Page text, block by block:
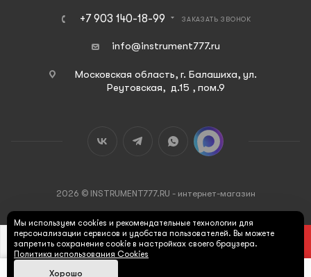
В КОРЗИНУ
+7 903 140-18-99 ЗАКАЗАТЬ ЗВОНОК
info@instrument777.ru
Московская область, г. Балашиха, ул.
Реутовская, д.15 , пом.9
2026 © INSTRUMENT777.RU - интернет-магазин
Мы используем cookies и рекомендательные технологии для
персонализации сервисов и удобства пользователей. Вы можете
запретить сохранение cookie в настройках своего браузера.
Политика использования Cookies
Хорошо